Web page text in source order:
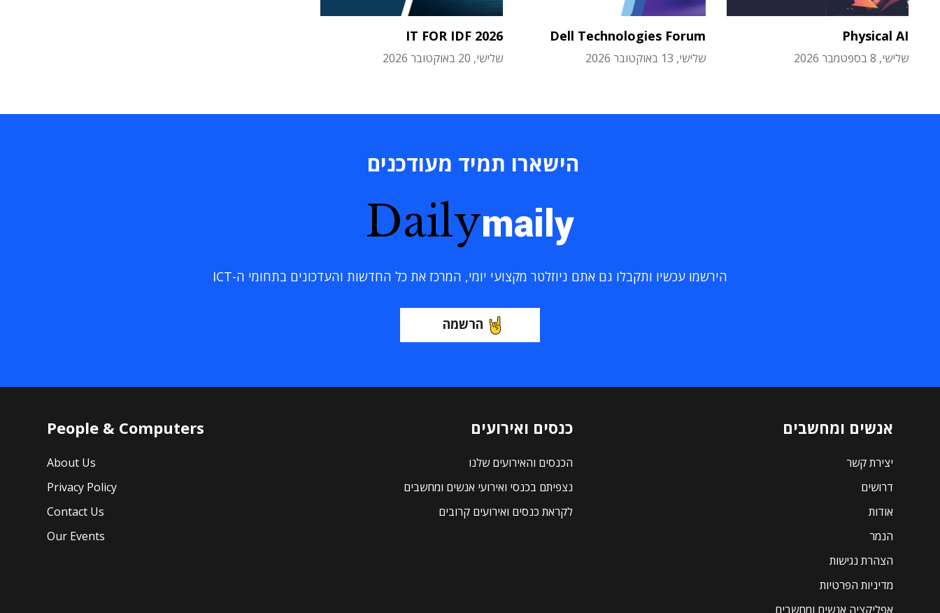
Physical AI
שלישי, 8 בספטמבר 2026
Dell Technologies Forum
שלישי, 13 באוקטובר 2026
IT FOR IDF 2026
שלישי, 20 באוקטובר 2026
הישארו תמיד מעודכנים
Dailymaily
הירשמו עכשיו ותקבלו גם אתם ניוזלטר מקצועי יומי, המרכז את כל החדשות והעדכונים בתחומי ה-ICT
הרשמה
אנשים ומחשבים
יצירת קשר
דרושים
אודות
הנמר
הצהרת נגישות
מדיניות הפרטיות
אפליקציה אנשים ומחשבים
כנסים ואירועים
הכנסים והאירועים שלנו
נצפיתם בכנסי ואירועי אנשים ומחשבים
לקראת כנסים ואירועים קרובים
People & Computers
About Us
Privacy Policy
Contact Us
Our Events